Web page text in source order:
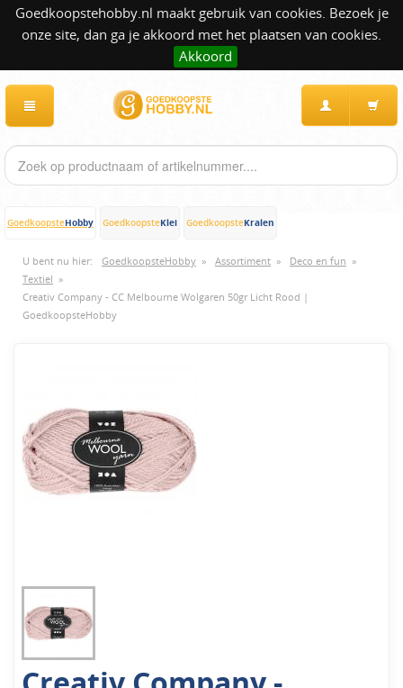
Goedkoopstehobby.nl maakt gebruik van cookies. Bezoek je
onze site, dan ga je akkoord met het plaatsen van cookies.
Akkoord
GoedkoopsteHobby GoedkoopsteKlei GoedkoopsteKralen
U bent nu hier: GoedkoopsteHobby » Assortiment » Deco en fun »
Textiel »
Creativ Company - CC Melbourne Wolgaren 50gr Licht Rood |
GoedkoopsteHobby